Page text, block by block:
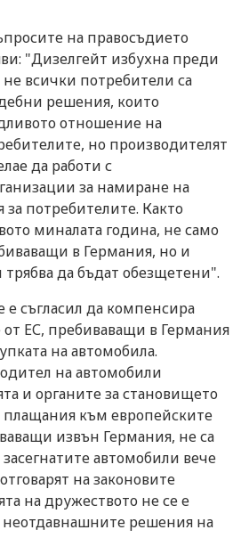
на правосъдието
"Дизелгейт избухна преди
всички потребители са
решения, които
отношение на
но производителят
да работи с
за намиране на
потребителите. Както
миналата година, не само
в Германия, но и
да бъдат обезщетени".
е съгласил да компенсира
ЕС, пребиваващи в Германия
на автомобила.
на автомобили
и органите за становището
плащания към европейските
извън Германия, не са
автомобили вече
на законовите
на дружеството не се е
решения на